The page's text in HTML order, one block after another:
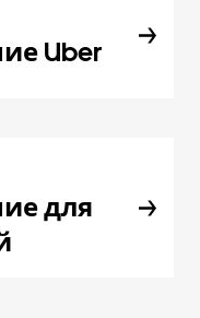
Uber
для